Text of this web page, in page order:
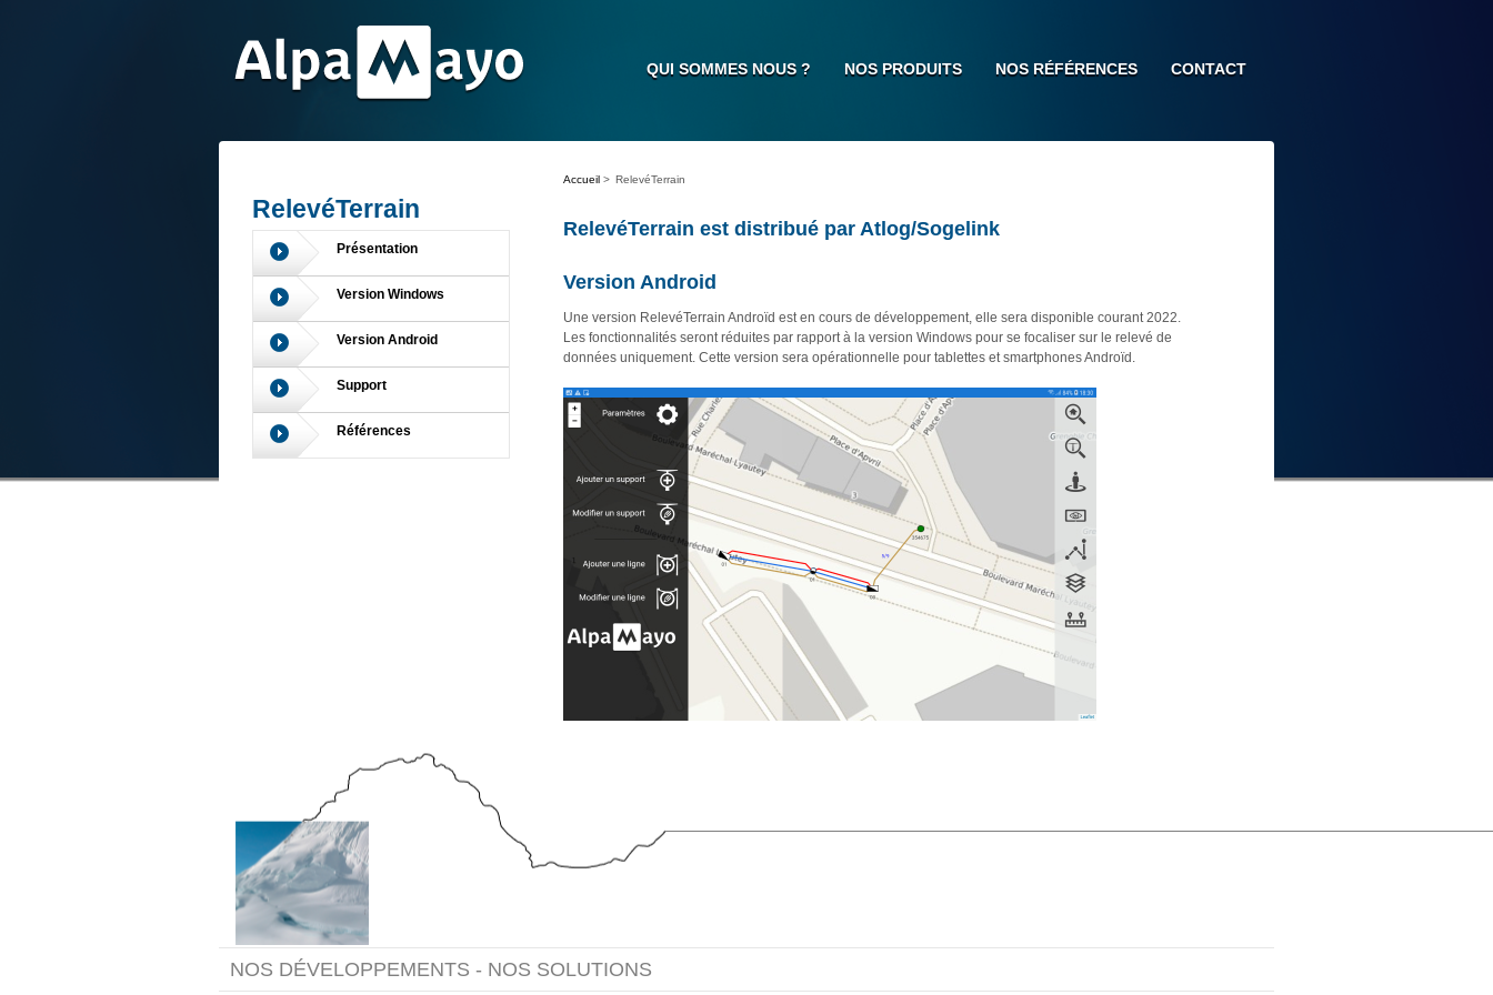
QUI SOMMES NOUS ? NOS PRODUITS NOS RÉFÉRENCES CONTACT
RelevéTerrain
Présentation
Version Windows
Version Android
Support
Références
Accueil > RelevéTerrain
RelevéTerrain est distribué par Atlog/Sogelink
Version Android
Une version RelevéTerrain Androïd est en cours de développement, elle sera disponible courant 2022.
Les fonctionnalités seront réduites par rapport à la version Windows pour se focaliser sur le relevé de
données uniquement. Cette version sera opérationnelle pour tablettes et smartphones Androïd.
NOS DÉVELOPPEMENTS - NOS SOLUTIONS